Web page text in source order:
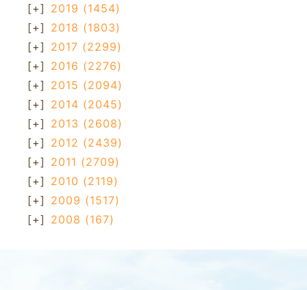
[+] 2019 (1454)
[+] 2018 (1803)
[+] 2017 (2299)
[+] 2016 (2276)
[+] 2015 (2094)
[+] 2014 (2045)
[+] 2013 (2608)
[+] 2012 (2439)
[+] 2011 (2709)
[+] 2010 (2119)
[+] 2009 (1517)
[+] 2008 (167)